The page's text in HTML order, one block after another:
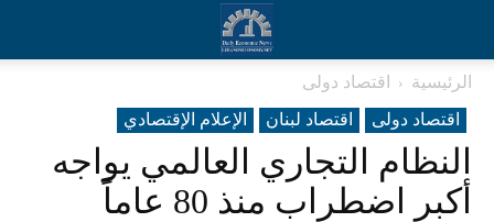
الرئيسية
اقتصاد دولی
اقتصاد دولی
اقتصاد لبنان الإعلام الإقتصادي
النظام التجاري العالمي يواجه
أكبر اضطراب منذ 80 عاماً